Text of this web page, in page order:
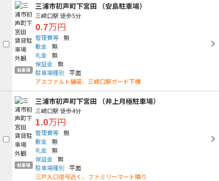
駐車場
三浦市初声町下宮田 （安島駐車場）
三崎口駅 徒歩5分
0.7万円
管理費等 無
敷金
無
礼金
無
保証金
無
駐車場種別
平面
アスファルト舗装、三崎口駅ガード下横
駐車場
三浦市初声町下宮田 （井上月極駐車場）
三崎口駅 徒歩4分
1.0万円
管理費等 無
敷金
無
礼金
無
保証金
無
駐車場種別
平面
三戸入口信号近く、ファミリーマート隣り